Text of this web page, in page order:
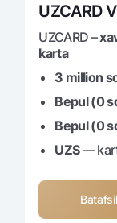
Mikroqarz
Ta’lim krеditi
Overdraft
National
Hamma
Jozibali
Vozmojno vse
Talab qilib
Yevro
Hamma
Talab qilib
Oltin omonat
NBU’dan
Kartalar
Bepul
Premial
Sayohatchiga
UzCard/
Visa
Mastercard
Ish haqi
Pul
Valyutalar
Eskrou
Tariflar
Aksiyalar
UZCARD
UZCARD –
karta
3 million
Bepul (0
Bepul (0
UZS—
Batafsil